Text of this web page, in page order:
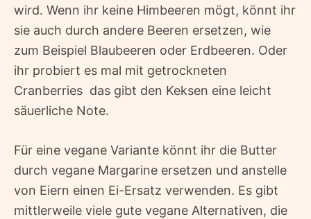
wird. Wenn ihr keine Himbeeren mögt, könnt ihr
sie auch durch andere Beeren ersetzen, wie
zum Beispiel Blaubeeren oder Erdbeeren. Oder
ihr probiert es mal mit getrockneten
Cranberries  das gibt den Keksen eine leicht
säuerliche Note.
Für eine vegane Variante könnt ihr die Butter
durch vegane Margarine ersetzen und anstelle
von Eiern einen Ei-Ersatz verwenden. Es gibt
mittlerweile viele gute vegane Alternativen, die